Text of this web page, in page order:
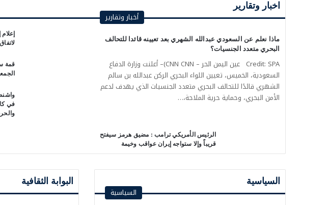
اخبار وتقارير
أخبار وتقارير
ماذا نعلم عن السعودي عبدالله الشهري بعد تعيينه قائدا للتحالف
البحري متعدد الجنسيات؟
Credit: SPA عين اليمن الحر – CNN CNN)– أعلنت وزارة الدفاع
السعودية، الخميس، تعيين اللواء البحري الركن عبدالله بن سالم
الشهري قائدًا للتحالف البحري متعدد الجنسيات الذي يهدف لدعم
الأمن البحري، وحماية حرية الملاحة،…
قمة
في
الرئيس الأمريكي ترامب : مضيق هرمز سيفتح
قريباً وإلا ستواجه إيران عواقب وخيمة
السياسية
السياسية
البوابة الثقافية